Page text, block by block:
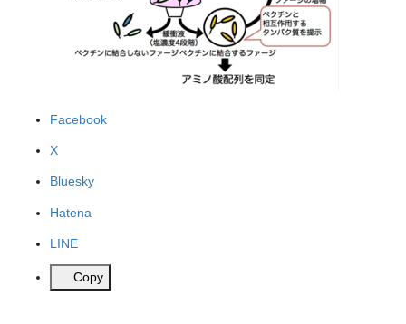
Facebook
X
Bluesky
Hatena
LINE
Copy